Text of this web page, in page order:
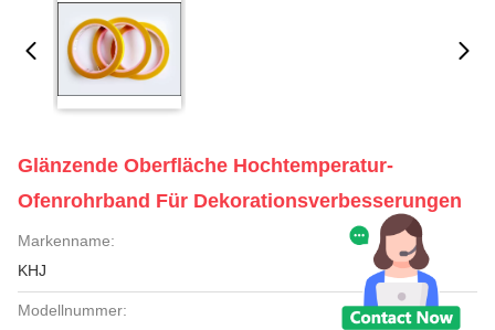
Glänzende Oberfläche Hochtemperatur-
Ofenrohrband Für Dekorationsverbesserungen
Markenname:
KHJ
Modellnummer: